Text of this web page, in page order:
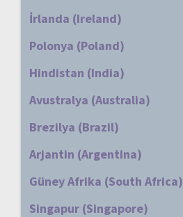
İrlanda (Ireland)
Polonya (Poland)
Hindistan (India)
Avustralya (Australia)
Brezilya (Brazil)
Arjantin (Argentina)
Güney Afrika (South Africa)
Singapur (Singapore)